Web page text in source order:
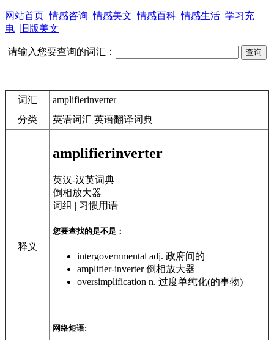
网站首页 情感咨询 情感美文 情感百科 情感生活 学习充
电
旧版美文
请输入您要查询的词汇：
词汇
amplifierinverter
分类
英语词汇 英语翻译词典
释义
amplifierinverter
英汉-汉英词典
倒相放大器
词组 | 习惯用语
您要查找的是不是：
intergovernmental adj. 政府间的
amplifier-inverter倒相放大器
oversimplification n. 过度单纯化(的事物)
网络短语: